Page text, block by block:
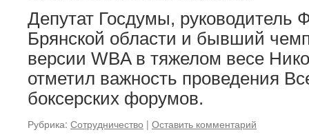
Депутат Госдумы, руководитель
Брянской области и бывший
версии WBA в тяжелом весе
отметил важность проведения
боксерских форумов.
Рубрика: Сотрудничество | Оставить комментарий